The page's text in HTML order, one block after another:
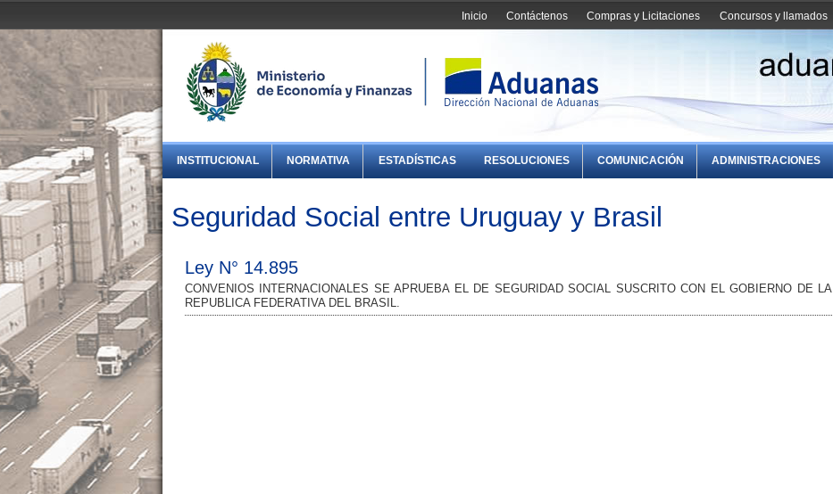
Concursos y llamados
Compras y Licitaciones
Contáctenos
Inicio
INSTITUCIONAL NORMATIVA ESTADÍSTICAS RESOLUCIONES COMUNICACIÓN ADMINISTRACIONES
Seguridad Social entre Uruguay y Brasil
Ley N° 14.895
CONVENIOS INTERNACIONALES SE APRUEBA EL DE SEGURIDAD SOCIAL SUSCRITO CON EL GOBIERNO DE LA
REPUBLICA FEDERATIVA DEL BRASIL.